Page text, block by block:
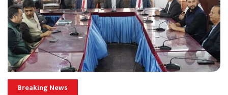
Breaking News